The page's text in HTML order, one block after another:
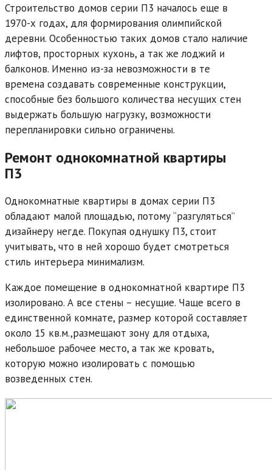
Строительство домов серии П3 началось еще в
1970-х годах, для формирования олимпийской
деревни. Особенностью таких домов стало наличие
лифтов, просторных кухонь, а так же лоджий и
балконов. Именно из-за невозможности в те
времена создавать современные конструкции,
способные без большого количества несущих стен
выдержать большую нагрузку, возможности
перепланировки сильно ограничены.
Ремонт однокомнатной квартиры
П3
Однокомнатные квартиры в домах серии П3
обладают малой площадью, потому “разгуляться”
дизайнеру негде. Покупая однушку П3, стоит
учитывать, что в ней хорошо будет смотреться
стиль интерьера минимализм.
Каждое помещение в однокомнатной квартире П3
изолировано. А все стены – несущие. Чаще всего в
единственной комнате, размер которой составляет
около 15 кв.м.,размещают зону для отдыха,
небольшое рабочее место, а так же кровать,
которую можно изолировать с помощью
возведенных стен.